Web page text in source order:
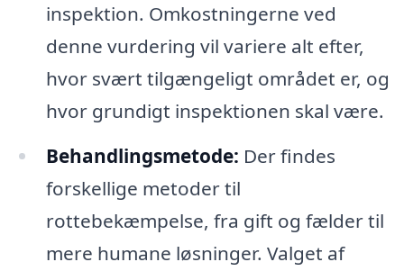
inspektion. Omkostningerne ved
denne vurdering vil variere alt efter,
hvor svært tilgængeligt området er, og
hvor grundigt inspektionen skal være.
Behandlingsmetode: Der findes
forskellige metoder til
rottebekæmpelse, fra gift og fælder til
mere humane løsninger. Valget af